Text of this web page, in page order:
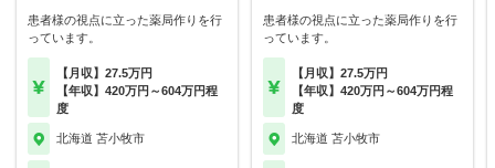
患者様の視点に立った薬局作りを行
っています。
【月収】27.5万円
【年収】420万円～604万円程
度
北海道 苫小牧市
患者様の視点に立った薬局作りを行
っています。
【月収】27.5万円
【年収】420万円～604万円程
度
北海道 苫小牧市